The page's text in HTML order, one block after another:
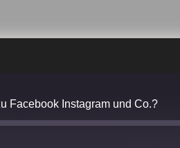
Facebook Instagram und Co.?